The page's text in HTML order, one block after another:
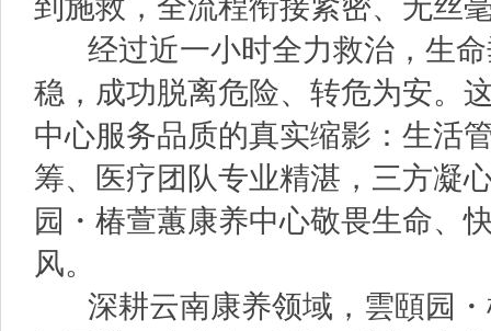
到施救，全流程衔接紧密、无丝
经过近一小时全力救治，生命
稳，成功脱离危险、转危为安。
中心服务品质的真实缩影：生活
筹、医疗团队专业精湛，三方凝
园・椿萱蕙康养中心敬畏生命、
风。
深耕云南康养领域，雲頤园・